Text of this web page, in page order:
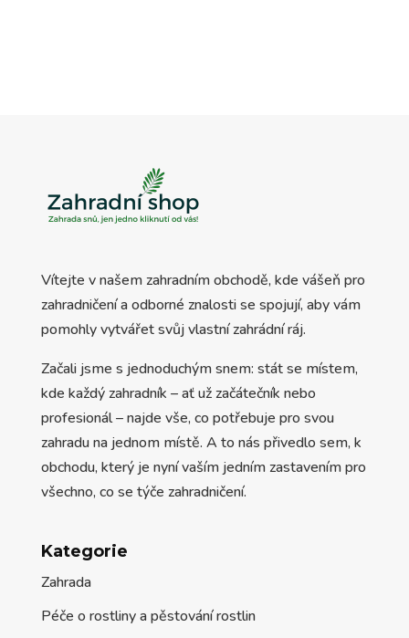
Vítejte v našem zahradním obchodě, kde vášeň pro
zahradničení a odborné znalosti se spojují, aby vám
pomohly vytvářet svůj vlastní zahrádní ráj.
Začali jsme s jednoduchým snem: stát se místem,
kde každý zahradník – ať už začátečník nebo
profesionál – najde vše, co potřebuje pro svou
zahradu na jednom místě. A to nás přivedlo sem, k
obchodu, který je nyní vaším jedním zastavením pro
všechno, co se týče zahradničení.
Kategorie
Zahrada
Péče o rostliny a pěstování rostlin